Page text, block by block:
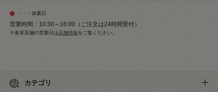
・・・休業日
営業時間：10:30～16:00（ご注文は24時間受付）
※各実店舗の営業日は 店舗情報をご覧ください。
カテゴリ